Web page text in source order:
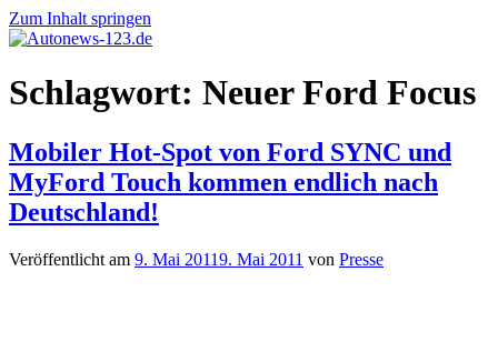
Zum Inhalt springen
Autonews-
123.de
Autonews
mit
Schlagwort: Neuer Ford Focus
Mobiler Hot-Spot von Ford SYNC und
MyFord Touch kommen endlich nach
Deutschland!
Veröffentlicht am 9. Mai 20119. Mai 2011 von Presse